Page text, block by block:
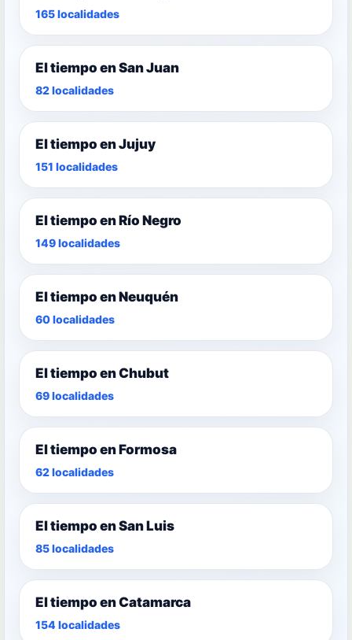
165 localidades
El tiempo en San Juan
82 localidades
El tiempo en Jujuy
151 localidades
El tiempo en Río Negro
149 localidades
El tiempo en Neuquén
60 localidades
El tiempo en Chubut
69 localidades
El tiempo en Formosa
62 localidades
El tiempo en San Luis
85 localidades
El tiempo en Catamarca
154 localidades